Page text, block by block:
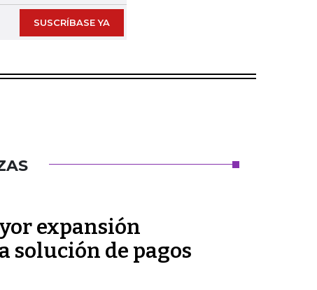
SUSCRÍBASE YA
expansión
solución de pagos